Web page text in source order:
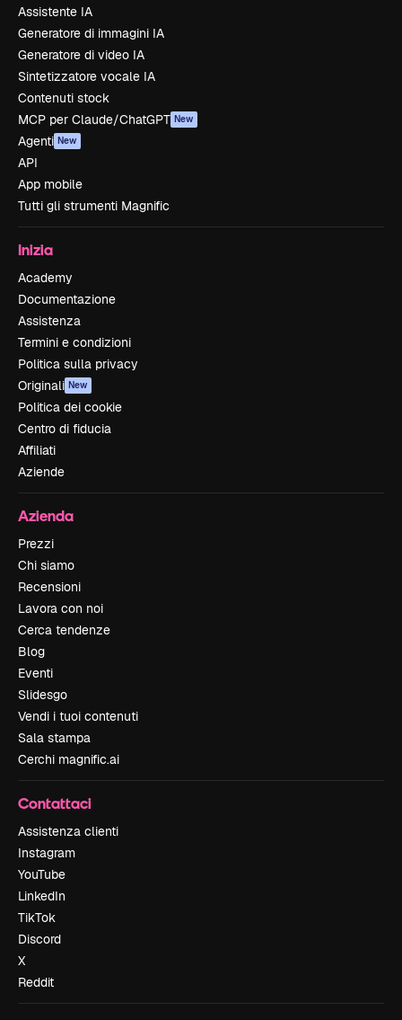
Assistente IA
Generatore di immagini IA
Generatore di video IA
Sintetizzatore vocale IA
Contenuti stock
MCP per Claude/ChatGPT New
Agenti New
API
App mobile
Tutti gli strumenti Magnific
Inizia
Academy
Documentazione
Assistenza
Termini e condizioni
Politica sulla privacy
Originali New
Politica dei cookie
Centro di fiducia
Affiliati
Aziende
Azienda
Prezzi
Chi siamo
Recensioni
Lavora con noi
Cerca tendenze
Blog
Eventi
Slidesgo
Vendi i tuoi contenuti
Sala stampa
Cerchi magnific.ai
Contattaci
Assistenza clienti
Instagram
YouTube
LinkedIn
TikTok
Discord
X
Reddit